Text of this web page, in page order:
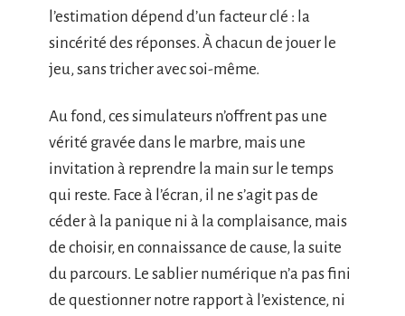
l’estimation dépend d’un facteur clé : la
sincérité des réponses. À chacun de jouer le
jeu, sans tricher avec soi-même.
Au fond, ces simulateurs n’offrent pas une
vérité gravée dans le marbre, mais une
invitation à reprendre la main sur le temps
qui reste. Face à l’écran, il ne s’agit pas de
céder à la panique ni à la complaisance, mais
de choisir, en connaissance de cause, la suite
du parcours. Le sablier numérique n’a pas fini
de questionner notre rapport à l’existence, ni